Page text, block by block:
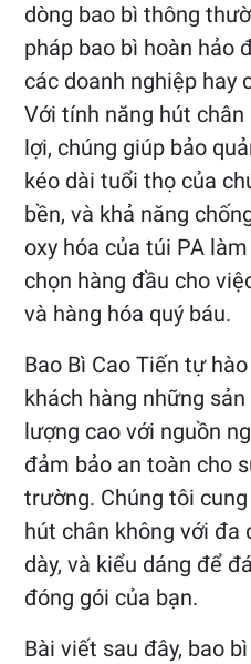
dòng bao bì thông
pháp bao bì hoàn hảo
các doanh nghiệp hay
Với tính năng hút
lợi, chúng giúp bảo
kéo dài tuổi thọ của
bền, và khả năng
oxy hóa của túi PA
chọn hàng đầu cho
và hàng hóa quý báu.
Bao Bì Cao Tiến tự
khách hàng những
lượng cao với nguồn
đảm bảo an toàn cho
trường. Chúng tôi
hút chân không với đa
dày, và kiểu dáng để
đóng gói của bạn.
Bài viết sau đây, bao